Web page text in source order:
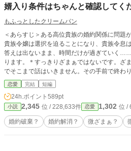
婿入り条件はちゃんと確認してく
もふっとしたクリームパン
＜あらすじ＞ある高位貴族の婚約関係に問題
貴族令嬢は選択を迫ることになり、貴族令息
答えは出ないまま、時間だけが過ぎていく
ります。＊すっきりざまぁではないです。ざ
でそこまで話はいきません。その手前で終わ
書いたので設定はふんわりです。＊カクヨム
＋登場人物紹介＋おまけ、で完結。
恋愛 完結 短編
24h.ポイント 589pt
小説 2,345 位 / 228,633件 恋愛 1,302 位 /
婚約破棄？ 婚約解消？ 微ざまぁ？